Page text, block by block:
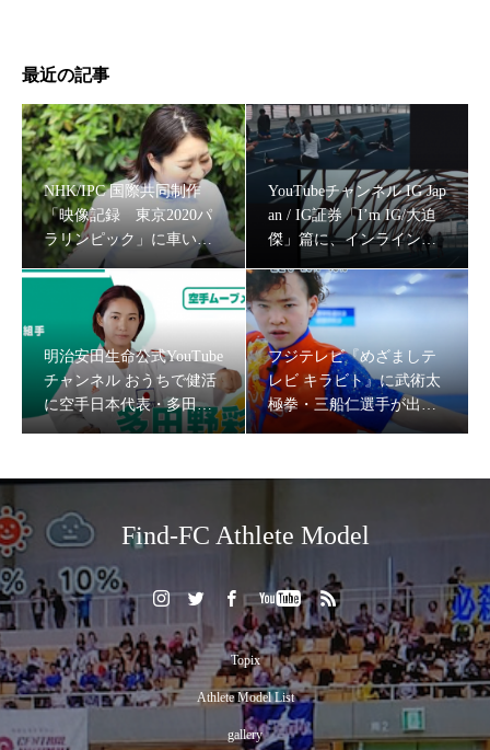
消臭剤ブランド『DEOAIR（ディオエア）』のイメージモ
デルに、スパルタンレーサー 陣在ほのか起用！
チーム・SC TOKYOの岡本慧悟・玉置大嗣選手など出
演！
最近の記事
NHK/IPC 国際共同制作
「映像記録 東京2020パ
ラリンピック」に車いす
フェンシング・河合紫乃
選手が出演
YouTubeチャンネル IG Jap
an / IG証券「I’m IG/大迫
傑」篇に、インラインス
ラランナーみゃこ、薬剤
師ランナーなっちゃんを
キャスティング
明治安田生命公式YouTube
チャンネル おうちで健活
に空手日本代表・多田野
彩香をキャスティング
フジテレビ『めざましテ
レビ キラビト』に武術太
極拳・三船仁選手が出
Find-FC Athlete Model
Topix
Athlete Model List
gallery